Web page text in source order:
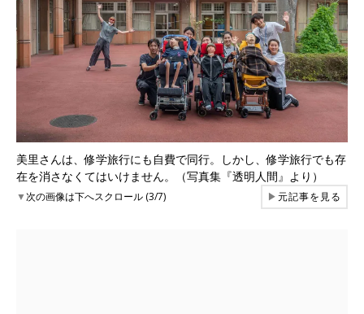
美里さんは、修学旅行にも自費で同行。しかし、修学旅行でも存
在を消さなくてはいけません。（写真集『透明人間』より）
▼次の画像は下へスクロール (3/7) ▶元記事を見る